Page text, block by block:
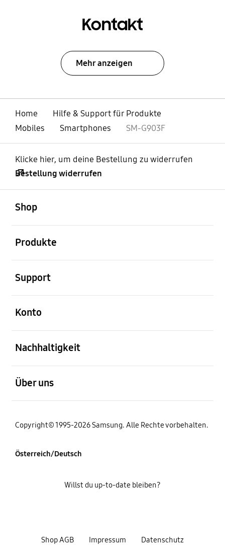
Kontakt
Mehr anzeigen
Home
Hilfe & Support für Produkte
Mobiles
Smartphones SM-G903F
Klicke hier, um deine Bestellung zu widerrufen
Bestellung widerrufen
Shop
Produkte
Support
Konto
Nachhaltigkeit
Über uns
Copyright© 1995-2026 Samsung. Alle Rechte vorbehalten.
Österreich/Deutsch
Shop AGB Impressum Datenschutz
Willst du up-to-date bleiben?